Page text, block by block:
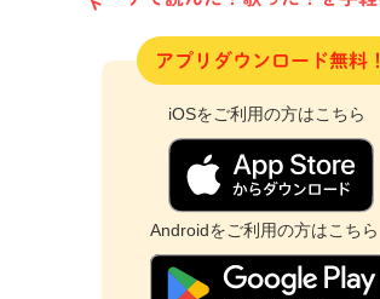
アプリダウンロード無料！
iOSをご利用の方はこちら
Androidをご利用の方はこちら